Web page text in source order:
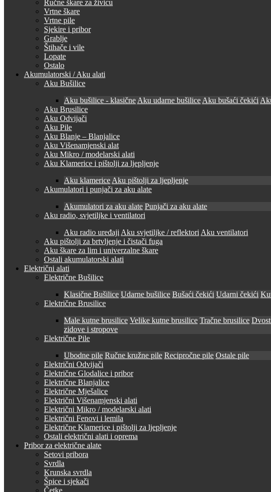
Ručne škare za živicu
Vrtne škare
Vrtne pile
Sjekire i pribor
Grablje
Štihače i vile
Lopate
Ostalo
Akumulatorski / Aku alati
Aku Bušilice
Aku bušilice - klasične Aku udarne bušilice Aku bušaći čekići
Aku Brusilice
Aku Odvijači
Aku Pile
Aku Blanje – Blanjalice
Aku Višenamjenski alat
Aku Mikro / modelarski alati
Aku Klamerice i pištolji za ljepljenje
Aku klamerice Aku pištolji za ljepljenje
Akumulatori i punjači za aku alate
Akumulatori za aku alate Punjači za aku alate
Aku radio, svjetiljke i ventilatori
Aku radio uređaji Aku svjetiljke / reflektori Aku ventilatori
Aku pištolji za brtvljenje i čistači fuga
Aku škare za lim i univerzalne škare
Ostali akumulatorski alati
Električni alati
Električne Bušilice
Klasične Bušilice Udarne bušilice Bušaći čekići Udarni čekići
Električne Brusilice
Male kutne brusilice Velike kutne brusilice Tračne brusilice
zidove i stropove
Električne Pile
Ubodne pile Ručne kružne pile Recipročne pile Ostale pile
Električni Odvijači
Električne Glodalice i pribor
Električne Blanjalice
Električne Mješalice
Električni Višenamjenski alati
Električni Mikro / modelarski alati
Električni Fenovi i lemila
Električne Klamerice i pištolji za ljepljenje
Ostali električni alati i oprema
Pribor za električne alate
Setovi pribora
Svrdla
Krunska svrdla
Špice i sjekači
Četke